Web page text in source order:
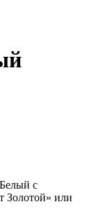
с
Золотой» или